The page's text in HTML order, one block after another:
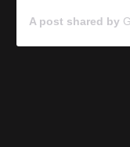
A post shared by